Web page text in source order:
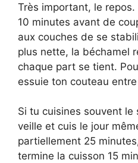
Très important, le
10 minutes avant de
aux couches de se
plus nette, la béchamel
chaque part se tient.
essuie ton couteau
Si tu cuisines souvent le
veille et cuis le jour
partiellement 25
termine la cuisson 15